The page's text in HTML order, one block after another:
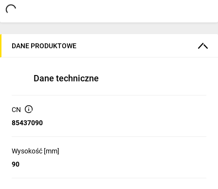
DANE PRODUKTOWE
Dane techniczne
CN
85437090
Wysokość [mm]
90